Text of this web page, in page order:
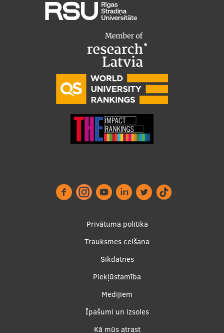
Privātuma politika
Trauksmes celšana
Sīkdatnes
Piekļūstamība
Medijiem
Īpašumi un izsoles
Kā mūs atrast